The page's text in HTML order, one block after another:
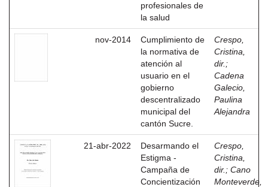
profesionales de
la salud
nov-2014
Cumplimiento de
la normativa de
atención al
usuario en el
gobierno
descentralizado
municipal del
cantón Sucre.
Crespo,
Cristina,
dir. ;
Cadena
Galecio,
Paulina
Alejandra
21-abr-2022
Desarmando el
Estigma -
Campaña de
Concientización
Crespo,
Cristina,
dir. ; Cano
Monteverde,